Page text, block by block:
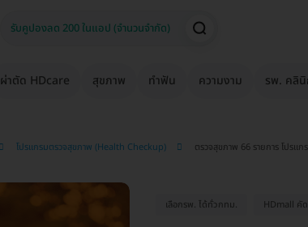
ผ่าตัด HDcare สุขภาพ ทำฟัน ความงาม รพ. คลิ
โปรแกรมตรวจสุขภาพ (Health Checkup) ตรวจสุขภาพ 66 รายการ โปร
เลือกรพ. ได้ทั่วกทม. HDmall คั